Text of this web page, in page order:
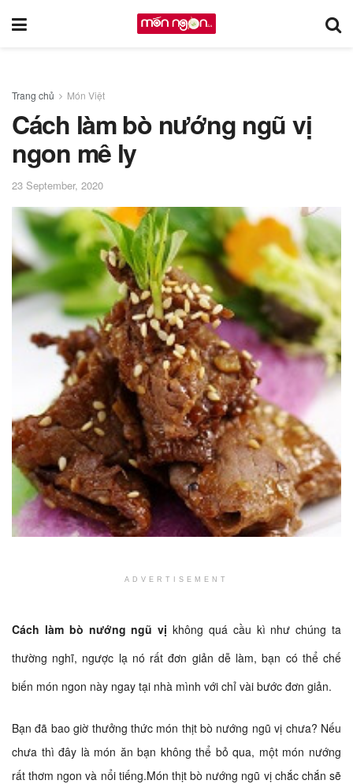
Trang chủ Món Việt
Cách làm bò nướng ngũ vị
ngon mê ly
23 September, 2020
ADVERTISEMENT
Cách làm bò nướng ngũ vị không quá cầu kì như chúng ta
thường nghĩ, ngược lạ nó rất đơn giản dễ làm, bạn có thể chế
biến món ngon này ngay tại nhà mình với chỉ vài bước đơn giản.
Bạn đã bao giờ thưởng thức món thịt bò nướng ngũ vị chưa? Nếu
chưa thì đây là món ăn bạn không thể bỏ qua, một món nướng
rất thơm ngon và nổi tiếng.Món thịt bò nướng ngũ vị chắc chắn sẽ